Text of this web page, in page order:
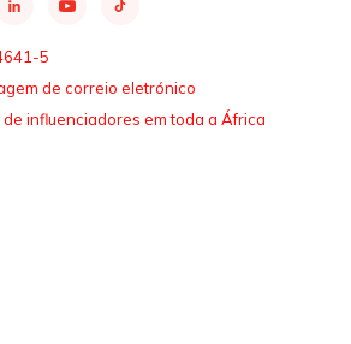
5
de correio eletrónico
influenciadores em toda a África